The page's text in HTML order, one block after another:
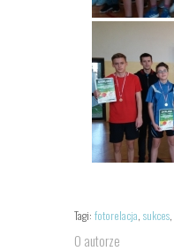
Tagi: fotorelacja sukces
O autorze